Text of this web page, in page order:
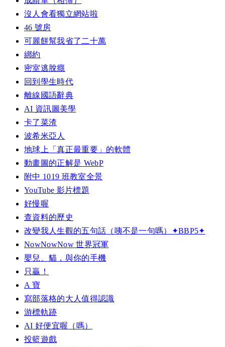
沒人會看獨立網站啦
46 號房
可麗餅幫我省了二十萬
綁約
密室逃脫癮
回到學生時代
離線國語辭典
AI 資訊圖美學
卡了菜渣
波希米亞人
地球上「真正最重要」的軟體
動畫圖的正解是 WebP
附中 1019 班教室全景
YouTube 影片標題
好慢喔
查資料的歷史
改變我人生觀的五句話（咦不是一句嗎）✦BBP5✦
NowNowNow 世界冠軍
嬰兒、貓，與你的手機
只贏！
A 寶
寫部落格的大人值得認識
游標軌跡
AI 好便宜喔（嗎）
投籃遊戲